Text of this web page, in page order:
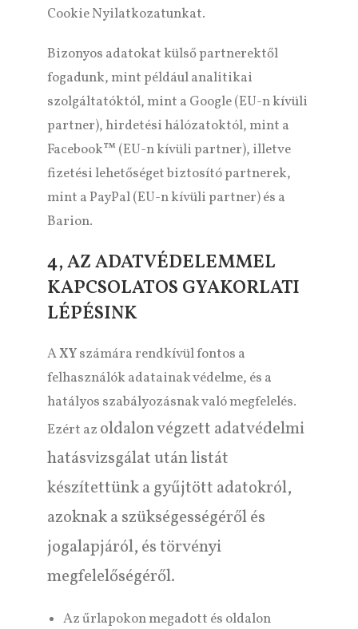
Cookie Nyilatkozatunkat.
Bizonyos adatokat külső partnerektől
fogadunk, mint például analitikai
szolgáltatóktól, mint a Google (EU-n kívüli
partner), hirdetési hálózatoktól, mint a
Facebook™ (EU-n kívüli partner), illetve
fizetési lehetőséget biztosító partnerek,
mint a PayPal (EU-n kívüli partner) és a
Barion.
4, AZ ADATVÉDELEMMEL
KAPCSOLATOS GYAKORLATI
LÉPÉSINK
AXYszámára rendkívül fontos a
felhasználók adatainak védelme, és a
hatályos szabályozásnak való megfelelés.
Ezért az oldalon végzett adatvédelmi
hatásvizsgálat után listát
készítettünk a gyűjtött adatokról,
azoknak a szükségességéről és
jogalapjáról, és törvényi
megfelelőségéről.
Az űrlapokon megadott és oldalon